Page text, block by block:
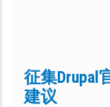
征集Drupal
建议